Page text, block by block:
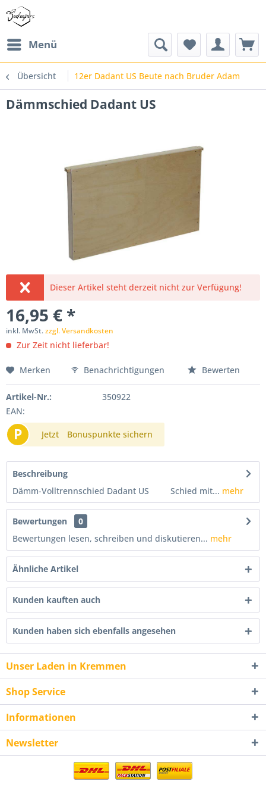
Menü
Übersicht 12er Dadant US Beute nach Bruder Adam
Dämmschied Dadant US
Dieser Artikel steht derzeit nicht zur Verfügung!
16,95 € *
inkl. MwSt.zzgl. Versandkosten
Zur Zeit nicht lieferbar!
Merken Benachrichtigungen Bewerten
Artikel-Nr.:
350922
EAN:
P Jetzt Bonuspunkte sichern
Beschreibung
Dämm-Volltrennschied Dadant US Schied mit... mehr
Bewertungen
0
Bewertungen lesen, schreiben und diskutieren... mehr
Ähnliche Artikel
Kunden kauften auch
Kunden haben sich ebenfalls angesehen
Unser Laden in Kremmen
Shop Service
Informationen
Newsletter